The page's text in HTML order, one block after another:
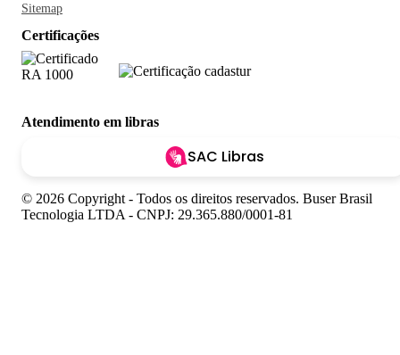
Sitemap
Certificações
Atendimento em libras
SAC Libras
© 2026 Copyright - Todos os direitos reservados. Buser Brasil
Tecnologia LTDA - CNPJ: 29.365.880/0001-81